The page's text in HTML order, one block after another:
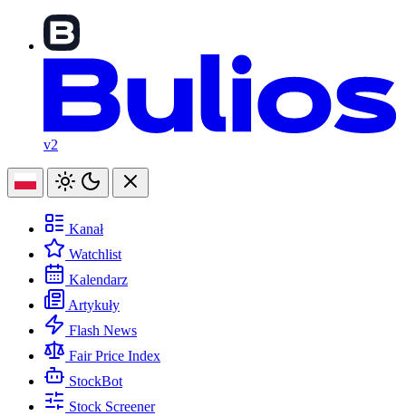
v2
Kanał
Watchlist
Kalendarz
Artykuły
Flash News
Fair Price Index
StockBot
Stock Screener